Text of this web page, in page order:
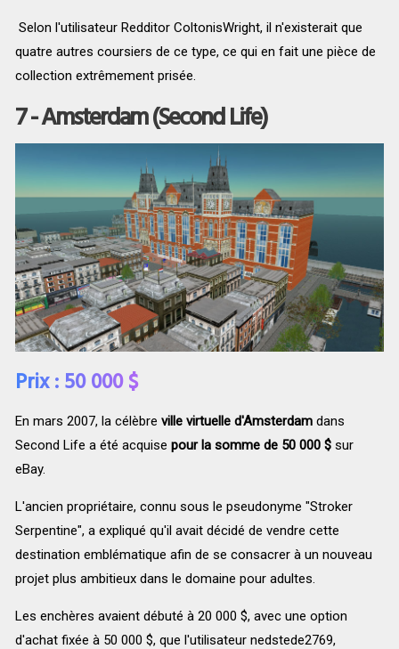
Selon l'utilisateur Redditor ColtonisWright, il n'existerait que
quatre autres coursiers de ce type, ce qui en fait une pièce de
collection extrêmement prisée.
7 - Amsterdam (Second Life)
Prix : 50 000 $
En mars 2007, la célèbre ville virtuelle d'Amsterdamdans
Second Life a été acquise pour la somme de 50 000 $sur
eBay.
L'ancien propriétaire, connu sous le pseudonyme "Stroker
Serpentine", a expliqué qu'il avait décidé de vendre cette
destination emblématique afin de se consacrer à un nouveau
projet plus ambitieux dans le domaine pour adultes.
Les enchères avaient débuté à 20 000 $, avec une option
d'achat fixée à 50 000 $, que l'utilisateur nedstede2769,